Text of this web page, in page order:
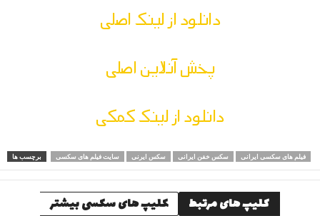
دانلود از لینک اصلی
پخش آنلاین اصلی
دانلود از لینک کمکی
برچسب ها سایت فیلم های سکسی سکس ایرنی سکس خفن ایرانی فیلم های سکسی ایرانی
کلیپ های مرتبط کلیپ های سکسی بیشتر